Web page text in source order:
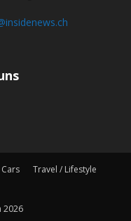
Cars
Travel / Lifestyle
2026